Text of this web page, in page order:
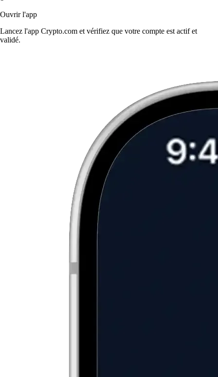
Ouvrir l'app
Lancez l'app Crypto.com et vérifiez que votre compte est actif et
validé.